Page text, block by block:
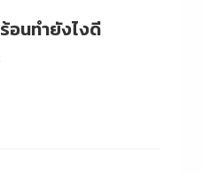
อนทำยังไงดี